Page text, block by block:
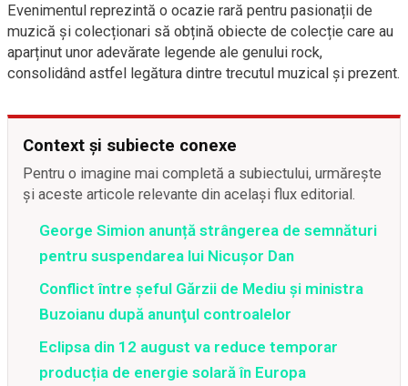
Evenimentul reprezintă o ocazie rară pentru pasionații de
muzică și colecționari să obțină obiecte de colecție care au
aparținut unor adevărate legende ale genului rock,
consolidând astfel legătura dintre trecutul muzical și prezent.
Context și subiecte conexe
Pentru o imagine mai completă a subiectului, urmărește
și aceste articole relevante din același flux editorial.
George Simion anunță strângerea de semnături
pentru suspendarea lui Nicușor Dan
Conflict între şeful Gărzii de Mediu şi ministra
Buzoianu după anunţul controalelor
Eclipsa din 12 august va reduce temporar
producția de energie solară în Europa